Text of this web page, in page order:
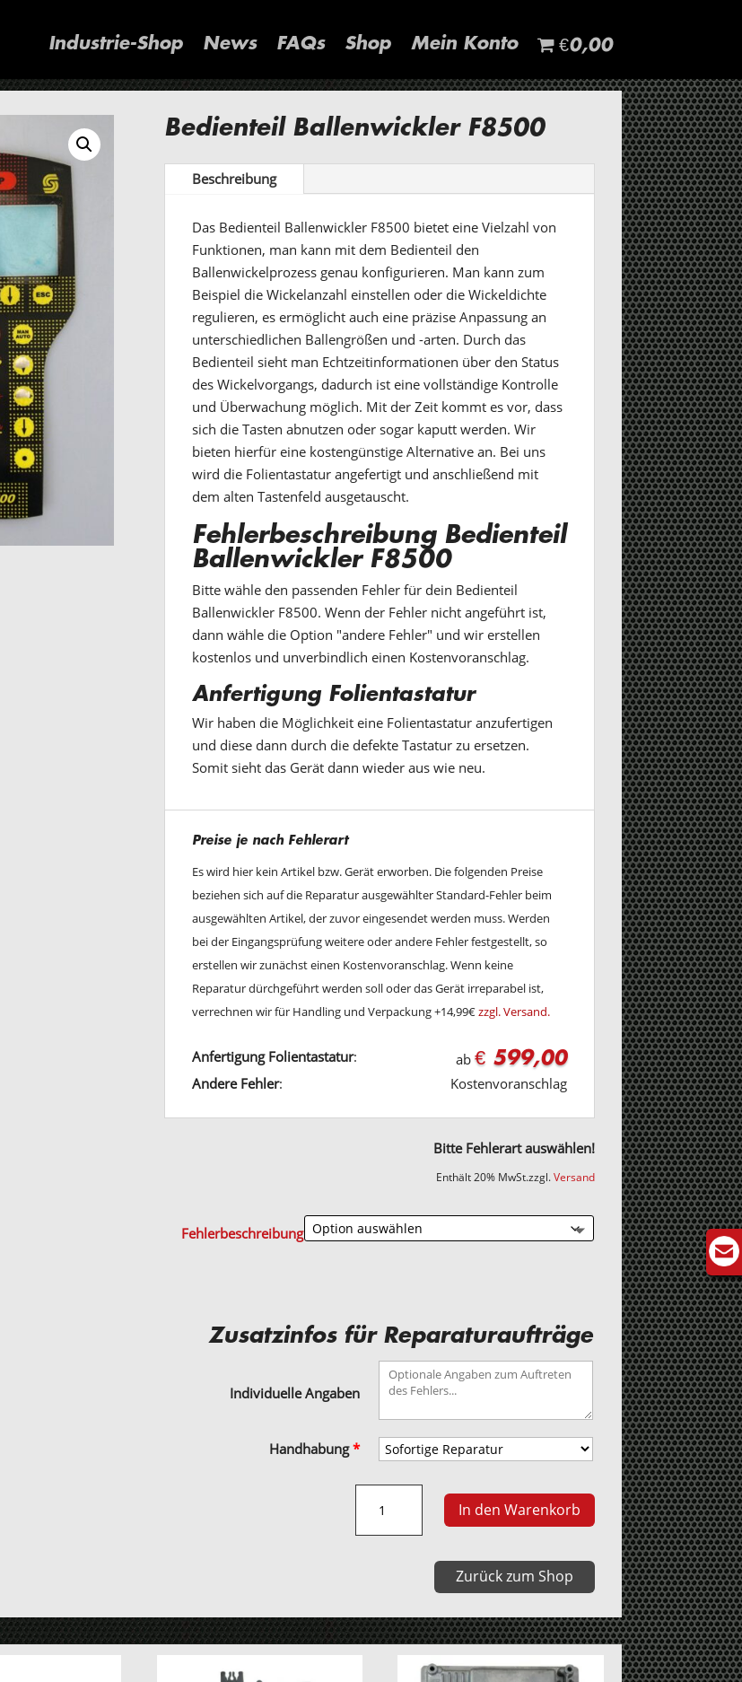
Industrie-Shop News FAQs Shop Mein Konto €0,00
Bedienteil Ballenwickler F8500
Beschreibung
Das Bedienteil Ballenwickler F8500 bietet eine Vielzahl von
Funktionen, man kann mit dem Bedienteil den
Ballenwickelprozess genau konfigurieren. Man kann zum
Beispiel die Wickelanzahl einstellen oder die Wickeldichte
regulieren, es ermöglicht auch eine präzise Anpassung an
unterschiedlichen Ballengrößen und -arten. Durch das
Bedienteil sieht man Echtzeitinformationen über den Status
des Wickelvorgangs, dadurch ist eine vollständige Kontrolle
und Überwachung möglich. Mit der Zeit kommt es vor, dass
sich die Tasten abnutzen oder sogar kaputt werden. Wir
bieten hierfür eine kostengünstige Alternative an. Bei uns
wird die Folientastatur angefertigt und anschließend mit
dem alten Tastenfeld ausgetauscht.
Fehlerbeschreibung Bedienteil
Ballenwickler F8500
Bitte wähle den passenden Fehler für dein Bedienteil
Ballenwickler F8500. Wenn der Fehler nicht angeführt ist,
dann wähle die Option "andere Fehler" und wir erstellen
kostenlos und unverbindlich einen Kostenvoranschlag.
Anfertigung Folientastatur
Wir haben die Möglichkeit eine Folientastatur anzufertigen
und diese dann durch die defekte Tastatur zu ersetzen.
Somit sieht das Gerät dann wieder aus wie neu.
Preise je nach Fehlerart
Es wird hier kein Artikel bzw. Gerät erworben. Die folgenden Preise
beziehen sich auf die Reparatur ausgewählter Standard-Fehler beim
ausgewählten Artikel, der zuvor eingesendet werden muss. Werden
bei der Eingangsprüfung weitere oder andere Fehler festgestellt, so
erstellen wir zunächst einen Kostenvoranschlag. Wenn keine
Reparatur dürchgeführt werden soll oder das Gerät irreparabel ist,
verrechnen wir für Handling und Verpackung +14,99€zzgl. Versand.
Anfertigung Folientastatur: ab € 599,00
Andere Fehler: Kostenvoranschlag
Bitte Fehlerart auswählen!
Enthält 20% MwSt.zzgl.Versand
Fehlerbeschreibung
Zusatzinfos für Reparaturaufträge
Individuelle Angaben
Handhabung*
Ballenwickler
F8500
In den Warenkorb
Zurück zum Shop